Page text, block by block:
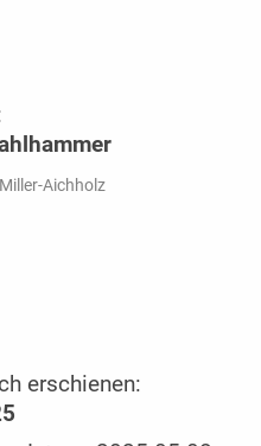
Aichholz
erschienen: